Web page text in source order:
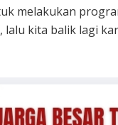
melakukan
kita balik lagi